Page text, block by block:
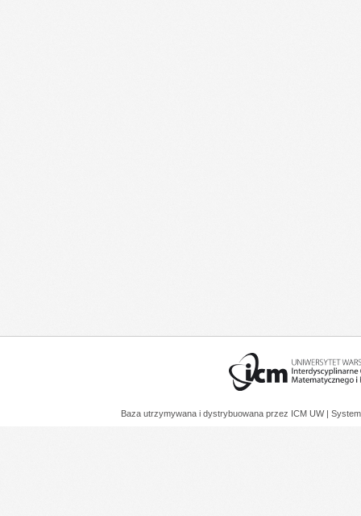
Baza utrzymywana i dystrybuowana przez ICM UW |